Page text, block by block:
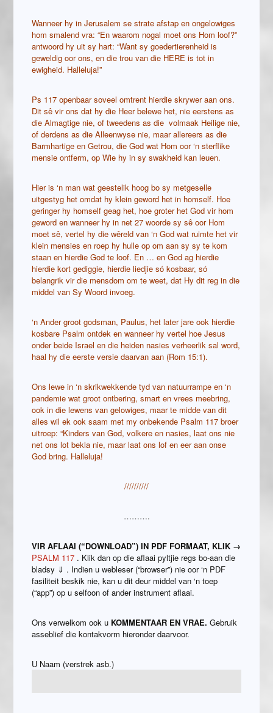
Wanneer hy in Jerusalem se strate afstap en ongelowiges
hom smalend vra: “En waarom nogal moet ons Hom loof?”
antwoord hy uit sy hart: “Want sy goedertierenheid is
geweldig oor ons, en die trou van die HERE is tot in
ewigheid. Halleluja!”
Ps 117 openbaar soveel omtrent hierdie skrywer aan ons.
Dit sê vir ons dat hy die Heer belewe het, nie eerstens as
die Almagtige nie, of tweedens as die volmaak Heilige nie,
of derdens as die Alleenwyse nie, maar allereers as die
Barmhartige en Getrou, die God wat Hom oor ‘n sterflike
mensie ontferm, op Wie hy in sy swakheid kan leuen.
Hier is ‘n man wat geestelik hoog bo sy metgeselle
uitgestyg het omdat hy klein geword het in homself. Hoe
geringer hy homself geag het, hoe groter het God vir hom
geword en wanneer hy in net 27 woorde sy sê oor Hom
moet sê, vertel hy die wêreld van ‘n God wat ruimte het vir
klein mensies en roep hy hulle op om aan sy sy te kom
staan en hierdie God te loof. En … en God ag hierdie
hierdie kort gediggie, hierdie liedjie só kosbaar, só
belangrik vir die mensdom om te weet, dat Hy dit reg in die
middel van Sy Woord invoeg.
‘n Ander groot godsman, Paulus, het later jare ook hierdie
kosbare Psalm ontdek en wanneer hy vertel hoe Jesus
onder beide Israel en die heiden nasies verheerlik sal word,
haal hy die eerste versie daarvan aan (Rom 15:1).
Ons lewe in ‘n skrikwekkende tyd van natuurrampe en ‘n
pandemie wat groot ontbering, smart en vrees meebring,
ook in die lewens van gelowiges, maar te midde van dit
alles wil ek ook saam met my onbekende Psalm 117 broer
uitroep: “Kinders van God, volkere en nasies, laat ons nie
net ons lot bekla nie, maar laat ons lof en eer aan onse
God bring. Halleluja!
//////////
……….
VIR AFLAAI (“DOWNLOAD”) IN PDF FORMAAT, KLIK →
PSALM 117 . Klik dan op die aflaai pyltjie regs bo-aan die
bladsy ⇓ . Indien u webleser (“browser”) nie oor ‘n PDF
fasiliteit beskik nie, kan u dit deur middel van ‘n toep
(“app”) op u selfoon of ander instrument aflaai.
Ons verwelkom ook u KOMMENTAAR EN VRAE.Gebruik
asseblief die kontakvorm hieronder daarvoor.
U Naam (verstrek asb.)